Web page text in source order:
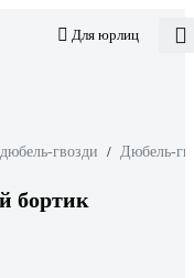
Для юрлиц
гвозди / Дюбель-
бортик